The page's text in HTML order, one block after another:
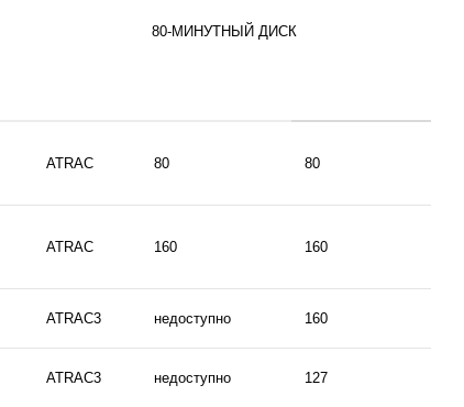
80-МИНУТНЫЙ ДИСК
ATRAC 80 80
ATRAC 160 160
ATRAC3 недоступно 160
ATRAC3 недоступно 127